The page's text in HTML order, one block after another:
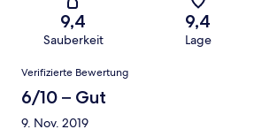
9,4
Sauberkeit
9,4
Lage
Bewertungen
Verifizierte Bewertung
6/10 – Gut
9. Nov. 2019